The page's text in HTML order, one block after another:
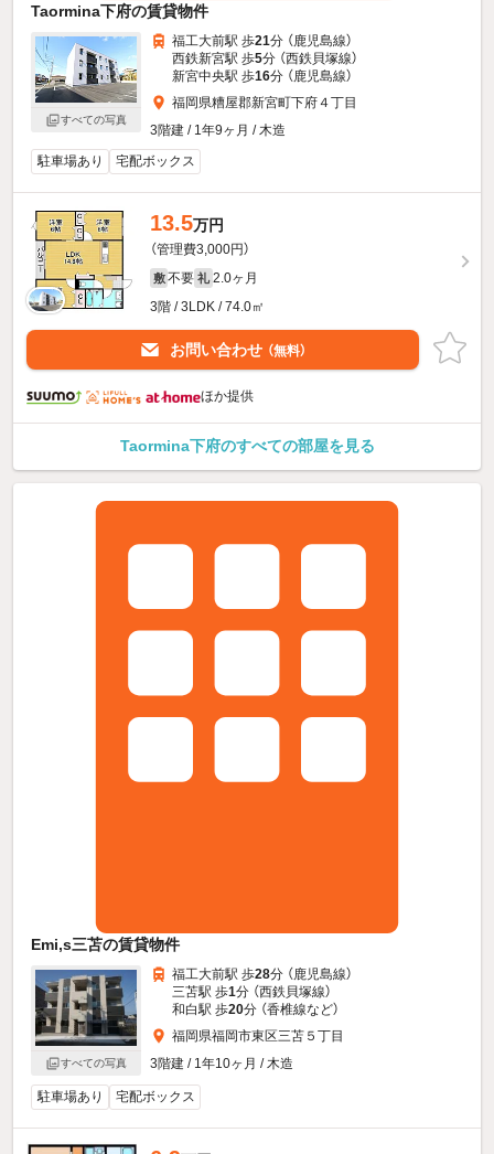
Taormina下府の賃貸物件
すべての写真
福工大前駅 歩21分 （鹿児島線）
西鉄新宮駅 歩5分 （西鉄貝塚線）
新宮中央駅 歩16分 （鹿児島線）
福岡県糟屋郡新宮町下府４丁目
3階建 / 1年9ヶ月 / 木造
駐車場あり
宅配ボックス
13.5万円
（管理費3,000円）
敷 不要 礼 2.0ヶ月
3階 / 3LDK / 74.0㎡
お問い合わせ （無料）
ほか提供
Taormina下府のすべての部屋を見る
Emi,s三苫の賃貸物件
すべての写真
福工大前駅 歩28分 （鹿児島線）
三苫駅 歩1分 （西鉄貝塚線）
和白駅 歩20分 （香椎線など）
福岡県福岡市東区三苫５丁目
3階建 / 1年10ヶ月 / 木造
駐車場あり 宅配ボックス